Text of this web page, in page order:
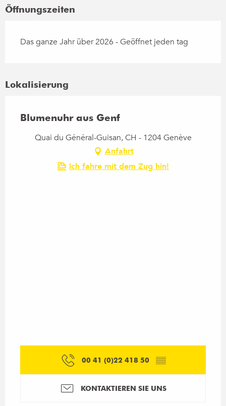
Öffnungszeiten
Das ganze Jahr über 2026 - Geöffnet jeden tag
Lokalisierung
Blumenuhr aus Genf
Quai du Général-Guisan, CH - 1204 Genève
Anfahrt
Ich fahre mit dem Zug hin!
00 41 (0)22 418 50 ▒▒
KONTAKTIEREN SIE UNS